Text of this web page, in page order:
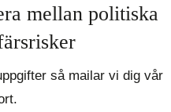
mellan politiska
så mailar vi dig vår